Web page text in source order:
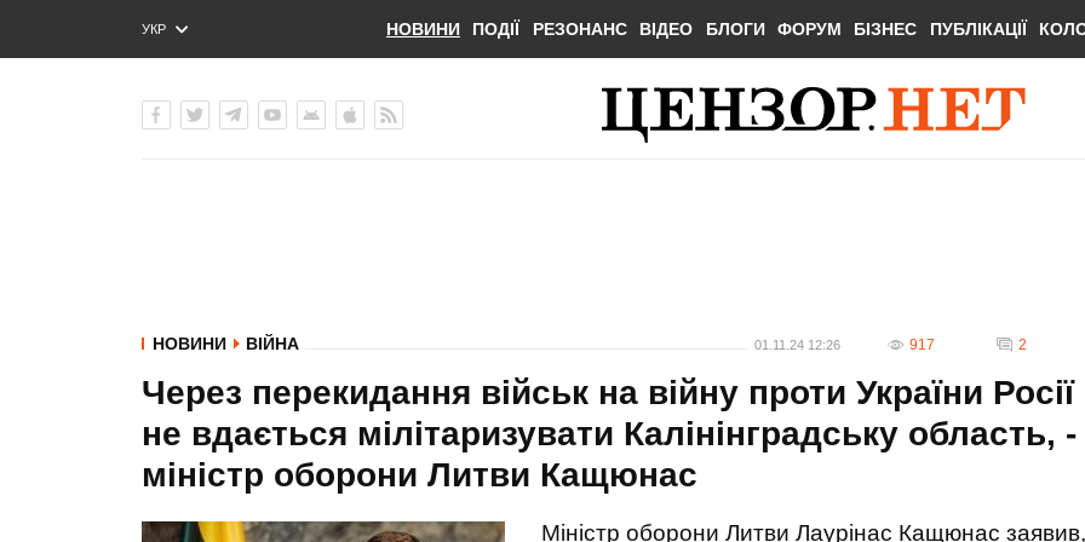
УКР
ENG
НОВИНИ ПОДІЇ РЕЗОНАНС ВІДЕО БЛОГИ ФОРУМ БІЗНЕС ПУБЛІКАЦІЇ
НОВИНИ ВІЙНА 01.11.24 12:26 917 2
Через перекидання військ на війну проти України Росії
не вдається мілітаризувати Калінінградську область, -
міністр оборони Литви Кащюнас
Міністр оборони Литви Лаурінас Кащюнас заявив,